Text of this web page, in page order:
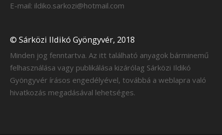
E-mail: ildiko.sarkozi@hotmail.com
© Sárközi Ildikó Gyöngyvér, 2018
Minden jog fenntartva. Az itt található anyagok bárminemű
felhasználása vagy publikálása kizárólag Sárközi Ildikó
Gyöngyvér írásos engedélyével, továbbá a weblapra való
hivatkozás megadásával lehetséges.